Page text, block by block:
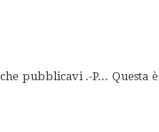
pubblicavi .-P... Questa è